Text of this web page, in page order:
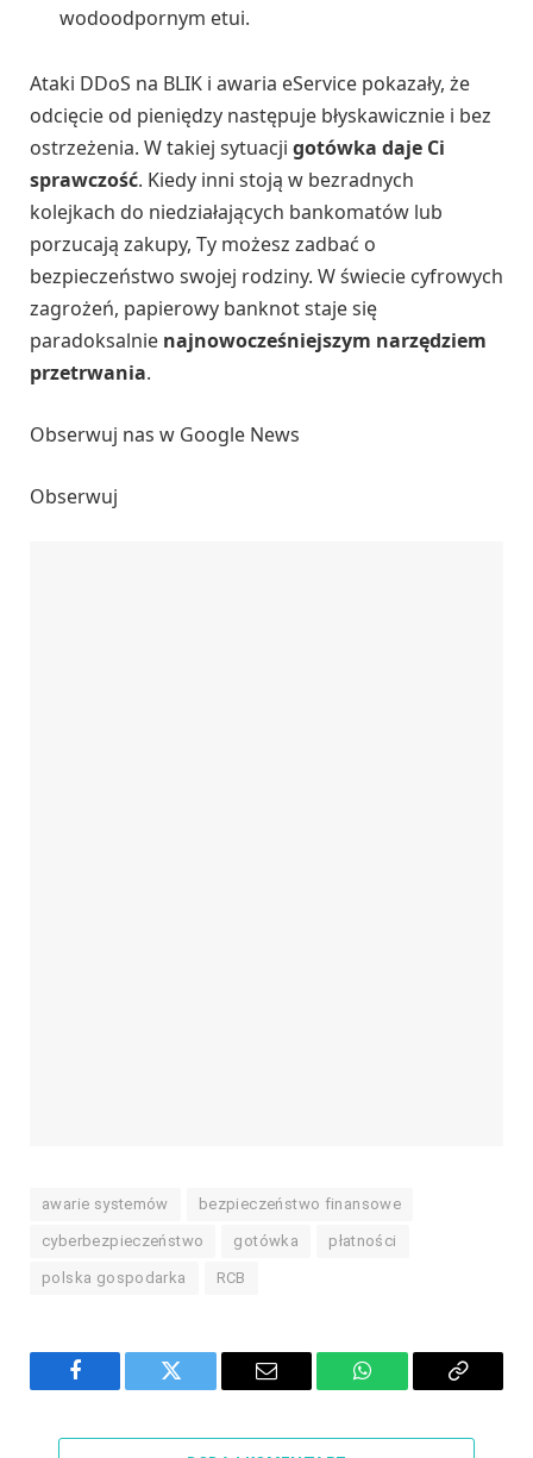
wodoodpornym etui.
Ataki DDoS na BLIK i awaria eService pokazały, że
odcięcie od pieniędzy następuje błyskawicznie i bez
ostrzeżenia. W takiej sytuacji gotówka daje Ci
sprawczość. Kiedy inni stoją w bezradnych
kolejkach do niedziałających bankomatów lub
porzucają zakupy, Ty możesz zadbać o
bezpieczeństwo swojej rodziny. W świecie cyfrowych
zagrożeń, papierowy banknot staje się
paradoksalnie najnowocześniejszym narzędziem
przetrwania.
Obserwuj nas w Google News
Obserwuj
awarie systemów bezpieczeństwo finansowe
cyberbezpieczeństwo gotówka płatności
polska gospodarka RCB
Facebook Twitter Email WhatsAppCopy